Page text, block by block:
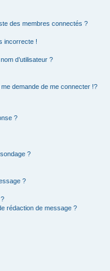
des membres connectés ?
incorrecte !
d’utilisateur ?
demande de me connecter !?
?
?
?
rédaction de message ?